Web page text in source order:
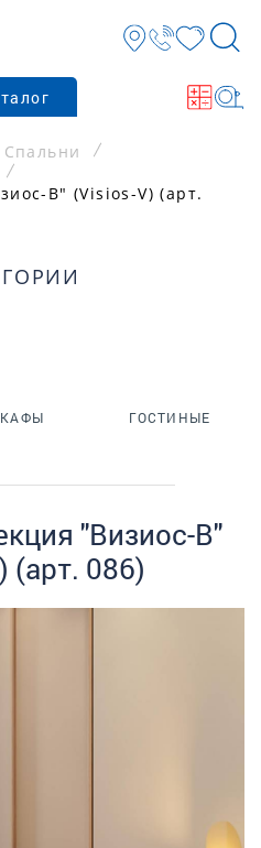
Спальни
В" (Visios-V) (арт.
ГОСТИНЫЕ
"Визиос-В"
(арт. 086)